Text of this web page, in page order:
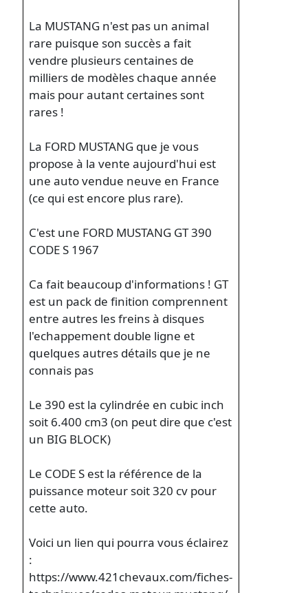
La MUSTANG n'est pas un animal
rare puisque son succès a fait
vendre plusieurs centaines de
milliers de modèles chaque année
mais pour autant certaines sont
rares !
La FORD MUSTANG que je vous
propose à la vente aujourd'hui est
une auto vendue neuve en France
(ce qui est encore plus rare).
C'est une FORD MUSTANG GT 390
CODE S 1967
Ca fait beaucoup d'informations ! GT
est un pack de finition comprennent
entre autres les freins à disques
l'echappement double ligne et
quelques autres détails que je ne
connais pas
Le 390 est la cylindrée en cubic inch
soit 6.400 cm3 (on peut dire que c'est
un BIG BLOCK)
Le CODE S est la référence de la
puissance moteur soit 320 cv pour
cette auto.
Voici un lien qui pourra vous éclairez
:
https://www.421chevaux.com/fiches-